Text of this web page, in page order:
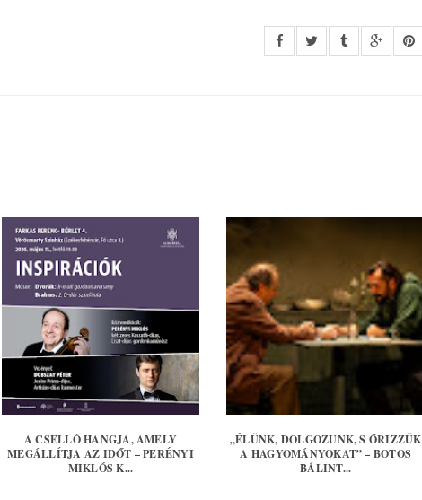
A CSELLÓ HANGJA, AMELY
MEGÁLLÍTJA AZ IDŐT – PERÉNYI
MIKLÓS K...
„ÉLÜNK, DOLGOZUNK, S ŐRIZZÜK
A HAGYOMÁNYOKAT” – BOTOS
BÁLINT...